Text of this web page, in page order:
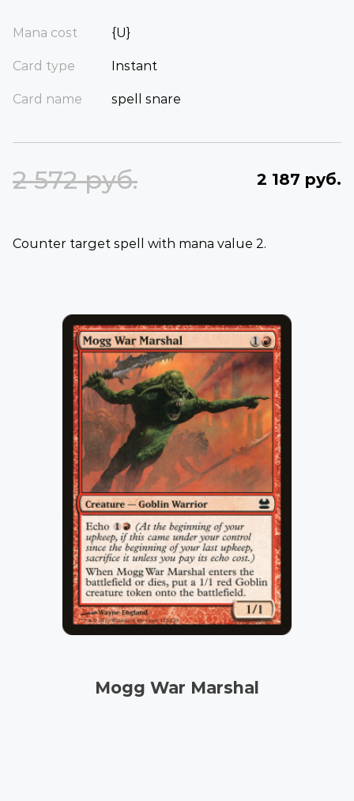
Mana cost {U}
Card type Instant
Card name spell snare
2 572 руб. 2 187 руб.
Counter target spell with mana value 2.
Mogg War Marshal